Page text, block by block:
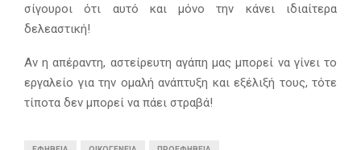
σίγουροι ότι αυτό και μόνο την κάνει ιδιαίτερα
δελεαστική!
Αν η απέραντη, αστείρευτη αγάπη μας μπορεί να γίνει το
εργαλείο για την ομαλή ανάπτυξη και εξέλιξή τους, τότε
τίποτα δεν μπορεί να πάει στραβά!